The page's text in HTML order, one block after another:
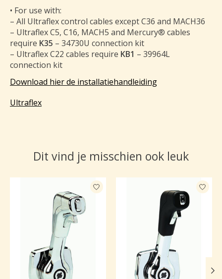
• For use with:
– All Ultraflex control cables except C36 and MACH36
– Ultraflex C5, C16, MACH5 and Mercury® cables
require K35 – 34730U connection kit
– Ultraflex C22 cables require KB1 – 39964L
connection kit
Download hier de installatiehandleiding
Ultraflex
Dit vind je misschien ook leuk
Items van productcarrousel